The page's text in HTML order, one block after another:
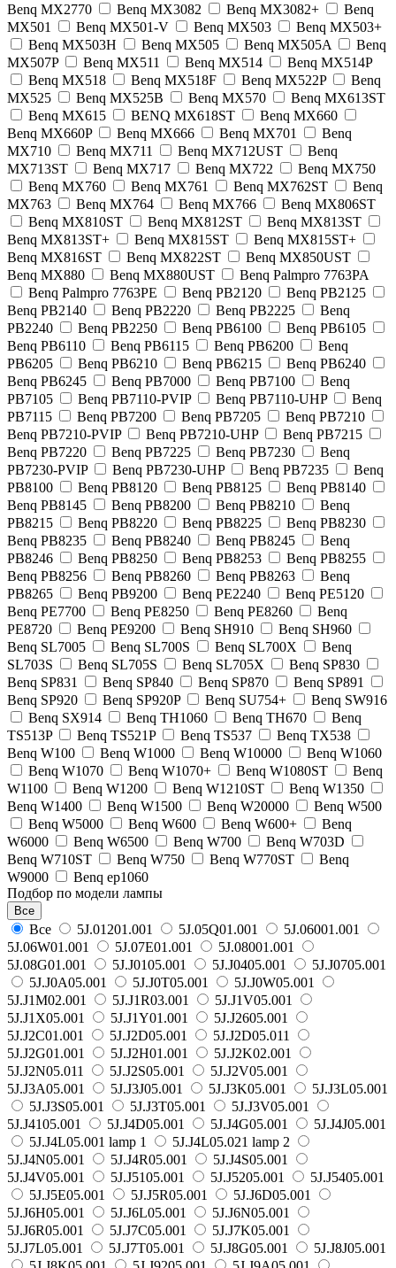
Benq MX2770
Benq MX3082 Benq MX3082+
Benq
MX501
Benq MX501-V Benq MX503
Benq MX503+
Benq MX503H
Benq MX505 Benq MX505A
Benq
MX507P
Benq MX511 Benq MX514
Benq MX514P
Benq MX518
Benq MX518F Benq MX522P
Benq
MX525
Benq MX525B Benq MX570
Benq MX613ST
Benq MX615
BENQ MX618ST
Benq MX660
Benq MX660P
Benq MX666 Benq MX701
Benq
MX710
Benq MX711 Benq MX712UST
Benq
MX713ST
Benq MX717 Benq MX722
Benq MX750
Benq MX760
Benq MX761 Benq MX762ST
Benq
MX763
Benq MX764 Benq MX766
Benq MX806ST
Benq MX810ST
Benq MX812ST
Benq MX813ST
Benq MX813ST+
Benq MX815ST
Benq MX815ST+
Benq MX816ST
Benq MX822ST
Benq MX850UST
Benq MX880
Benq MX880UST
Benq Palmpro 7763PA
Benq Palmpro 7763PE
Benq PB2120
Benq PB2125
Benq PB2140
Benq PB2220 Benq PB2225
Benq
PB2240
Benq PB2250 Benq PB6100
Benq PB6105
Benq PB6110
Benq PB6115 Benq PB6200
Benq
PB6205
Benq PB6210 Benq PB6215
Benq PB6240
Benq PB6245
Benq PB7000 Benq PB7100
Benq
PB7105
Benq PB7110-PVIP Benq PB7110-UHP
Benq
PB7115
Benq PB7200 Benq PB7205
Benq PB7210
Benq PB7210-PVIP
Benq PB7210-UHP
Benq PB7215
Benq PB7220
Benq PB7225 Benq PB7230
Benq
PB7230-PVIP
Benq PB7230-UHP Benq PB7235
Benq
PB8100
Benq PB8120 Benq PB8125
Benq PB8140
Benq PB8145
Benq PB8200 Benq PB8210
Benq
PB8215
Benq PB8220 Benq PB8225
Benq PB8230
Benq PB8235
Benq PB8240 Benq PB8245
Benq
PB8246
Benq PB8250 Benq PB8253
Benq PB8255
Benq PB8256
Benq PB8260 Benq PB8263
Benq
PB8265
Benq PB9200 Benq PE2240
Benq PE5120
Benq PE7700
Benq PE8250 Benq PE8260
Benq
PE8720
Benq PE9200 Benq SH910
Benq SH960
Benq SL7005
Benq SL700S Benq SL700X
Benq
SL703S
Benq SL705S Benq SL705X
Benq SP830
Benq SP831
Benq SP840 Benq SP870
Benq SP891
Benq SP920
Benq SP920P Benq SU754+
Benq SW916
Benq SX914
Benq TH1060 Benq TH670
Benq
TS513P
Benq TS521P Benq TS537
Benq TX538
Benq W100
Benq W1000 Benq W10000
Benq W1060
Benq W1070
Benq W1070+ Benq W1080ST
Benq
W1100
Benq W1200 Benq W1210ST
Benq W1350
Benq W1400
Benq W1500 Benq W20000
Benq W500
Benq W5000
Benq W600 Benq W600+
Benq
W6000
Benq W6500 Benq W700
Benq W703D
Benq W710ST
Benq W750 Benq W770ST
Benq
W9000
Benq ер1060
Подбор по модели лампы
Все
Все 5J.01201.001 5J.05Q01.001
5J.06001.001
5J.06W01.001
5J.07E01.001
5J.08001.001
5J.08G01.001
5J.J0105.001 5J.J0405.001
5J.J0705.001
5J.J0A05.001
5J.J0T05.001
5J.J0W05.001
5J.J1M02.001
5J.J1R03.001
5J.J1V05.001
5J.J1X05.001
5J.J1Y01.001
5J.J2605.001
5J.J2C01.001
5J.J2D05.001
5J.J2D05.011
5J.J2G01.001
5J.J2H01.001
5J.J2K02.001
5J.J2N05.011
5J.J2S05.001
5J.J2V05.001
5J.J3A05.001
5J.J3J05.001 5J.J3K05.001
5J.J3L05.001
5J.J3S05.001
5J.J3T05.001
5J.J3V05.001
5J.J4105.001
5J.J4D05.001 5J.J4G05.001
5J.J4J05.001
5J.J4L05.001 lamp 1
5J.J4L05.021 lamp 2
5J.J4N05.001
5J.J4R05.001
5J.J4S05.001
5J.J4V05.001
5J.J5105.001 5J.J5205.001
5J.J5405.001
5J.J5E05.001
5J.J5R05.001
5J.J6D05.001
5J.J6H05.001
5J.J6L05.001
5J.J6N05.001
5J.J6R05.001
5J.J7C05.001
5J.J7K05.001
5J.J7L05.001
5J.J7T05.001 5J.J8G05.001
5J.J8J05.001